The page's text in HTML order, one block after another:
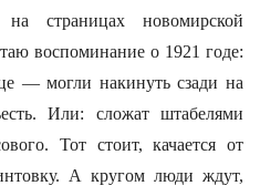
страницах новомирской
воспоминание о 1921 годе:
— могли накинуть сзади на
Или: сложат штабелями
Тот стоит, качается от
А кругом люди ждут,